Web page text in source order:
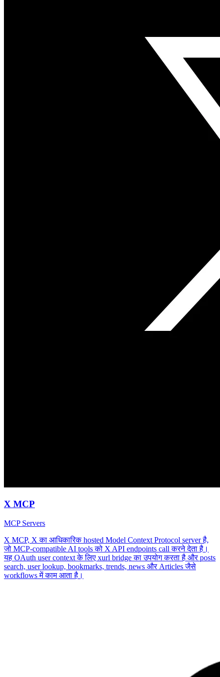
X MCP
MCP Servers
X MCP, X का आधिकारिक hosted Model Context Protocol server है,
जो MCP-compatible AI tools को X API endpoints call करने देता है।
यह OAuth user context के लिए xurl bridge का उपयोग करता है और posts
search, user lookup, bookmarks, trends, news और Articles जैसे
workflows में काम आता है।